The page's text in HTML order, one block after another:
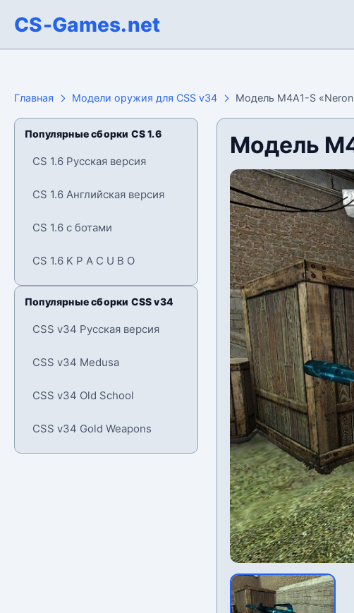
CS-Games.net
Главная Модели оружия для CSS v34 Модель M4A1-S
Популярные сборки CS 1.6
CS 1.6 Русская версия
CS 1.6 Английская версия
CS 1.6 с ботами
CS 1.6 K P A C U B O
Популярные сборки CSS v34
CSS v34 Русская версия
CSS v34 Medusa
CSS v34 Old School
CSS v34 Gold Weapons
Модель